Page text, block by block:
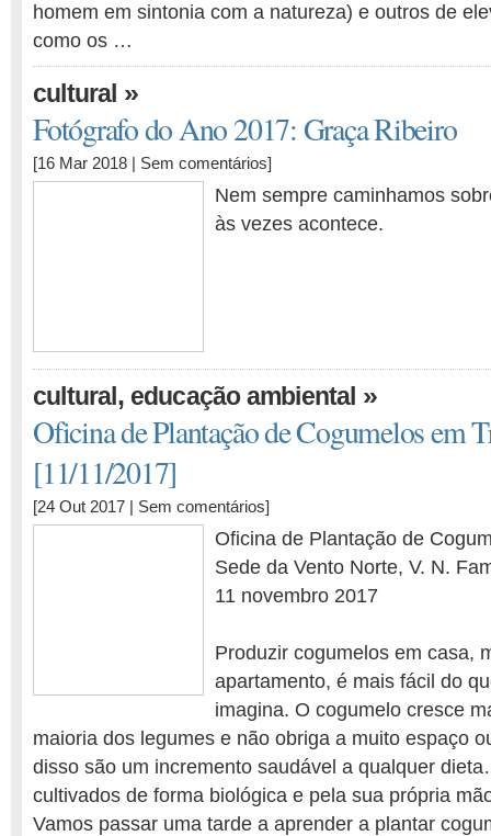
homem em sintonia com a natureza) e outros de
como os …
cultural »
Fotógrafo do Ano 2017: Graça Ribeiro
[16 Mar 2018 | Sem comentários]
Nem sempre caminhamos
às vezes acontece.
cultural, educação ambiental »
Oficina de Plantação de Cogumelos em
[11/11/2017]
[24 Out 2017 | Sem comentários]
Oficina de Plantação de
Sede da Vento Norte, V. N.
11 novembro 2017
Produzir cogumelos em casa,
apartamento, é mais fácil do
imagina. O cogumelo cresce
maioria dos legumes e não obriga a muito espaço
disso são um incremento saudável a qualquer
cultivados de forma biológica e pela sua própria
Vamos passar uma tarde a aprender a plantar